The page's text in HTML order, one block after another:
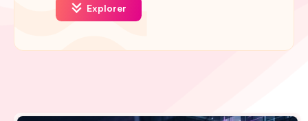
Explorer